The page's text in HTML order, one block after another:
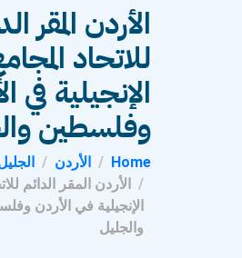
الأردن المقر
للاتحاد
الإنجيلية في
وفلسطين
Home الأردن
الأردن المقر الدائم
الإنجيلية في الأردن
والجليل